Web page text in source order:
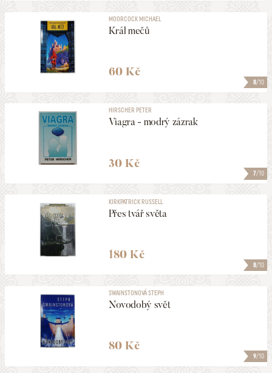
8/10
MOORCOCK MICHAEL
Král mečů
60 Kč
7/10
HIRSCHER PETER
Viagra - modrý zázrak
30 Kč
8/10
KIRKPATRICK RUSSELL
Přes tvář světa
180 Kč
9/10
SWAINSTONOVÁ STEPH
Novodobý svět
80 Kč